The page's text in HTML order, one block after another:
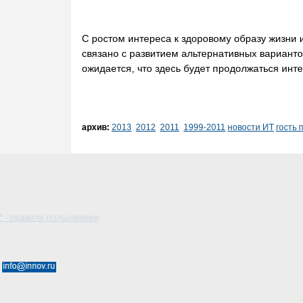
С ростом интереса к здоровому образу жизни
связано с развитием альтернативных
ожидается, что здесь будет продолжаться
архив: 2013 2012 2011 1999-2011 новости ИТ гость
* - правила пользования